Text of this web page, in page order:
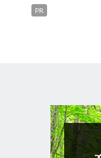
PR